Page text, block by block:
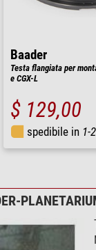
Baader
Testa flangiata per
e CGX-L
$ 129,00
spedibile in 1-